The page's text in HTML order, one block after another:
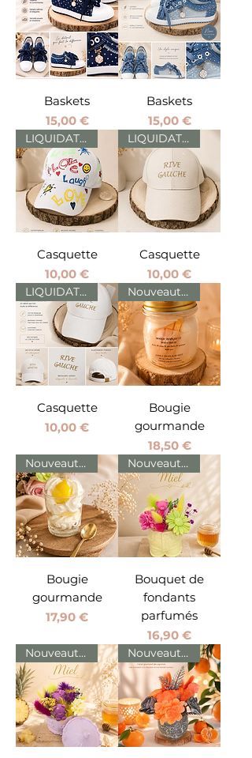
Baskets
Prix
15,00 €
Baskets
Prix
15,00 €
LIQUIDATION
Casquette
Prix
10,00 €
LIQUIDATION
Casquette
Prix
10,00 €
LIQUIDATION
Casquette
Prix
10,00 €
Nouveautés
Bougie
gourmande
Prix
18,50 €
Nouveautés
Bougie
gourmande
Prix
17,90 €
Nouveautés
Bouquet de
fondants
parfumés
Prix
16,90 €
Nouveautés Nouveautés